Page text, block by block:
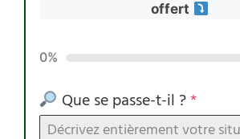
offert
0%
Que se passe-t-il ?*